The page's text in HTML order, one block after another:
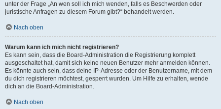
unter der Frage „An wen soll ich mich wenden, falls es Beschwerden oder
juristische Anfragen zu diesem Forum gibt?“ behandelt werden.
Nach oben
Warum kann ich mich nicht registrieren?
Es kann sein, dass die Board-Administration die Registrierung komplett
ausgeschaltet hat, damit sich keine neuen Benutzer mehr anmelden können.
Es könnte auch sein, dass deine IP-Adresse oder der Benutzername, mit dem
du dich registrieren möchtest, gesperrt wurden. Um Hilfe zu erhalten, wende
dich an die Board-Administration.
Nach oben